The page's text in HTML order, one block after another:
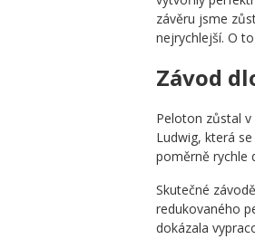
závěru jsme
nejrychlejší. O
Závod
Peloton zůstal
Ludwig, která
poměrně rychle
Skutečné
redukovaného
dokázala